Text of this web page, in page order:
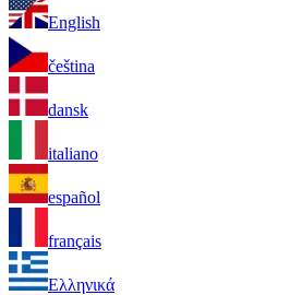
English
čeština
dansk
italiano
español
français
Ελληνικά